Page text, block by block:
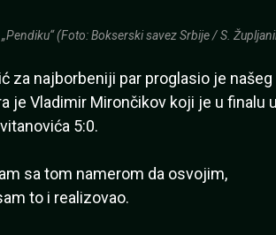
(Foto: Bokserski savez Srbije / S.
za najborbeniji par proglasio je našeg
je Vladimir Mirončikov koji je u finalu u
5:0.
sa tom namerom da osvojim,
to i realizovao.